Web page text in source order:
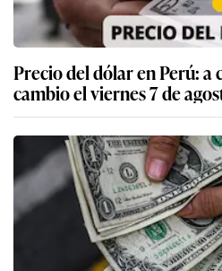
Precio del dólar en Perú:
cambio el viernes 7 de